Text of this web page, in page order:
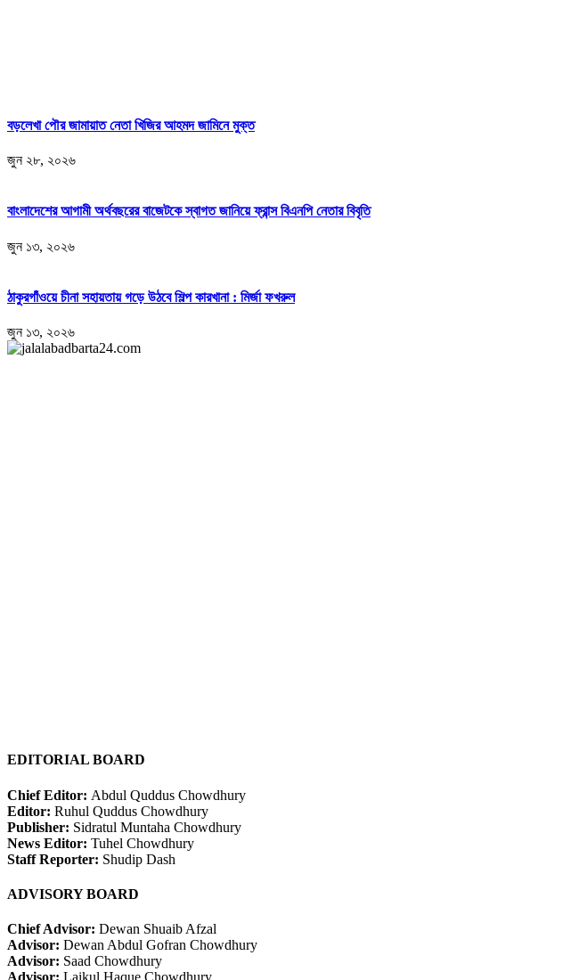
বড়লেখা পৌর জামায়াত নেতা খিজির আহমদ জামিনে মুক্ত
জুন ২৮, ২০২৬
বাংলাদেশের আগামী অর্থবছরের বাজেটকে স্বাগত জানিয়ে ফ্রান্স বিএনপি নেতার বিবৃতি
জুন ১৩, ২০২৬
ঠাকুরগাঁওয়ে চীনা সহায়তায় গড়ে উঠবে শিল্প কারখানা : মির্জা ফখরুল
জুন ১৩, ২০২৬
EDITORIAL BOARD
Chief Editor: Abdul Quddus Chowdhury
Editor: Ruhul Quddus Chowdhury
Publisher: Sidratul Muntaha Chowdhury
News Editor: Tuhel Chowdhury
Staff Reporter: Shudip Dash
ADVISORY BOARD
Chief Advisor: Dewan Shuaib Afzal
Advisor: Dewan Abdul Gofran Chowdhury
Advisor: Saad Chowdhury
Advisor: Laikul Haque Chowdhury